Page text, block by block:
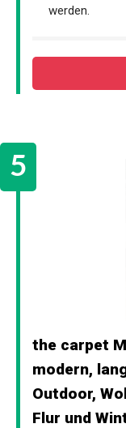
werden.
the carpet
modern,
Outdoor,
Flur und